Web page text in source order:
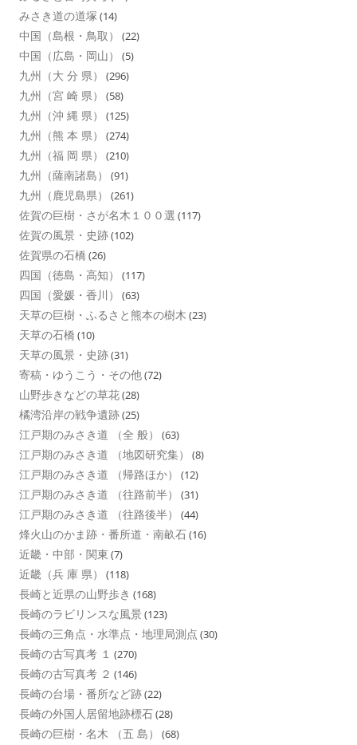
みさき道の道塚 (14)
中国（島根・鳥取） (22)
中国（広島・岡山） (5)
九州（大 分 県） (296)
九州（宮 崎 県） (58)
九州（沖 縄 県） (125)
九州（熊 本 県） (274)
九州（福 岡 県） (210)
九州（薩南諸島） (91)
九州（鹿児島県） (261)
佐賀の巨樹・さが名木１００選 (117)
佐賀の風景・史跡(102)
佐賀県の石橋 (26)
四国（徳島・高知） (117)
四国（愛媛・香川） (63)
天草の巨樹・ふるさと熊本の樹木 (23)
天草の石橋 (10)
天草の風景・史跡(31)
寄稿・ゆうこう・その他(72)
山野歩きなどの草花(28)
橘湾沿岸の戦争遺跡(25)
江戸期のみさき道 （全 般） (63)
江戸期のみさき道 （地図研究集） (8)
江戸期のみさき道 （帰路ほか） (12)
江戸期のみさき道 （往路前半） (31)
江戸期のみさき道 （往路後半） (44)
烽火山のかま跡・番所道・南畝石(16)
近畿・中部・関東 (7)
近畿（兵 庫 県） (118)
長崎と近県の山野歩き (168)
長崎のラビリンスな風景 (123)
長崎の三角点・水準点・地理局測点 (30)
長崎の古写真考 １ (270)
長崎の古写真考 ２ (146)
長崎の台場・番所など跡(22)
長崎の外国人居留地跡標石(28)
長崎の巨樹・名木 （五 島） (68)